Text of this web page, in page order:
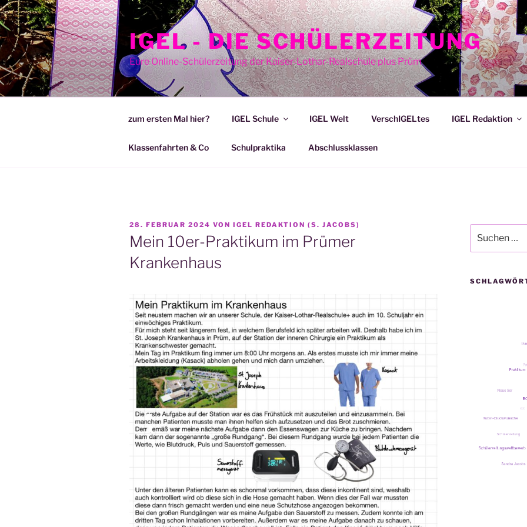
Zum
Inhalt
springen
IGEL - DIE SCHÜLERZEITUNG
Eure Online-Schülerzeitung der Kaiser-Lothar-Realschule plus Prüm
zum ersten Mal hier? IGEL Schule IGEL Welt VerschIGELtes IGEL Redaktion
Klassenfahrten & Co Schulpraktika Abschlussklassen
VERÖFFENTLICHT
AM
28. FEBRUAR 2024 VON IGEL REDAKTION (S. JACOBS)
Mein 10er-Praktikum im Prümer
Krankenhaus
nach: